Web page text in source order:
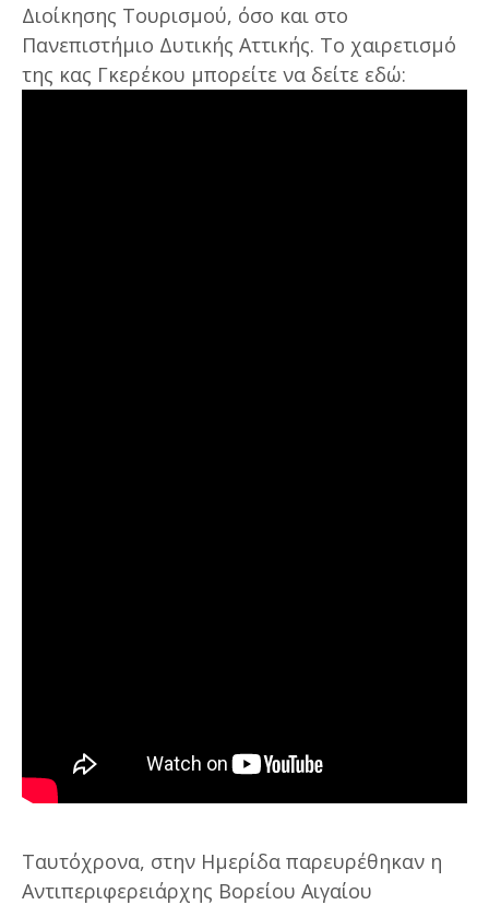
Διοίκησης Τουρισμού, όσο και στο
Πανεπιστήμιο Δυτικής Αττικής. Το χαιρετισμό
της κας Γκερέκου μπορείτε να δείτε εδώ:
Ταυτόχρονα, στην Ημερίδα παρευρέθηκαν η
Αντιπεριφερειάρχης Βορείου Αιγαίου